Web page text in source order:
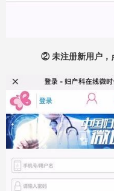
② 未注册新用户，